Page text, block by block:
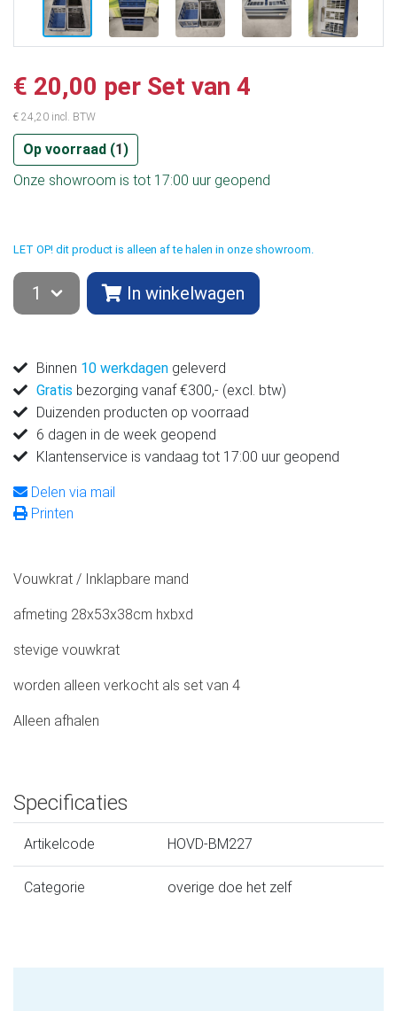
€ 20,00 per Set van 4
€ 24,20 incl. BTW
Op voorraad (1)
Onze showroom is tot 17:00 uur geopend
LET OP! dit product is alleen af te halen in onze showroom.
In winkelwagen
Binnen 10 werkdagen geleverd
Gratis bezorging vanaf €300,- (excl. btw)
Duizenden producten op voorraad
6 dagen in de week geopend
Klantenservice is vandaag tot 17:00 uur geopend
Delen via mail
Printen
Vouwkrat / Inklapbare mand
afmeting 28x53x38cm hxbxd
stevige vouwkrat
worden alleen verkocht als set van 4
Alleen afhalen
Specificaties
Artikelcode HOVD-BM227
Categorie overige doe het zelf